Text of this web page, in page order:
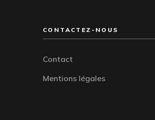
CONTACTEZ-NOUS
Contact
Mentions légales